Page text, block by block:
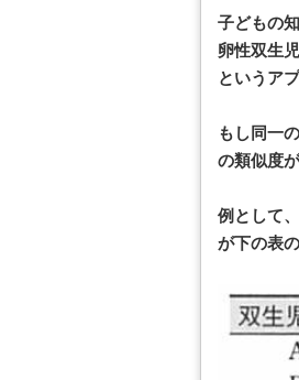
子どもの
卵性双生
というア
もし同一
の類似度
例として
が下の表